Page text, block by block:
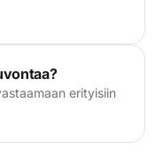
erityisiin